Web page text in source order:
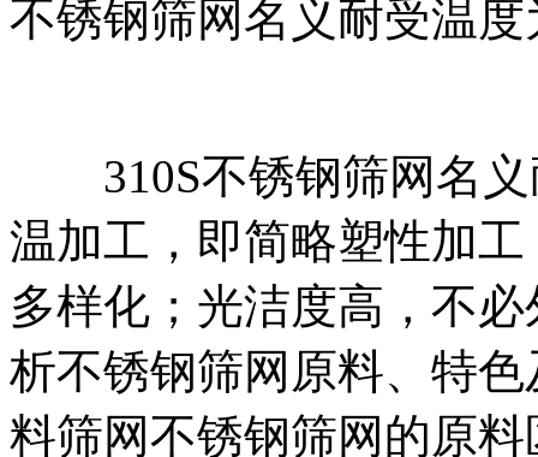
不锈钢筛网名义耐受温度
310S不锈钢筛网名义
温加工，即简略塑性加
多样化；光洁度高，不
析不锈钢筛网原料、特
料筛网不锈钢筛网的原